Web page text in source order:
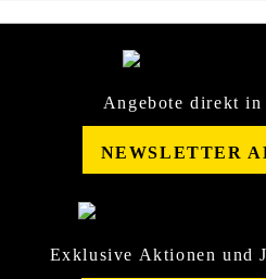
Angebote direkt in
NEWSLETTER
Exklusive Aktionen und